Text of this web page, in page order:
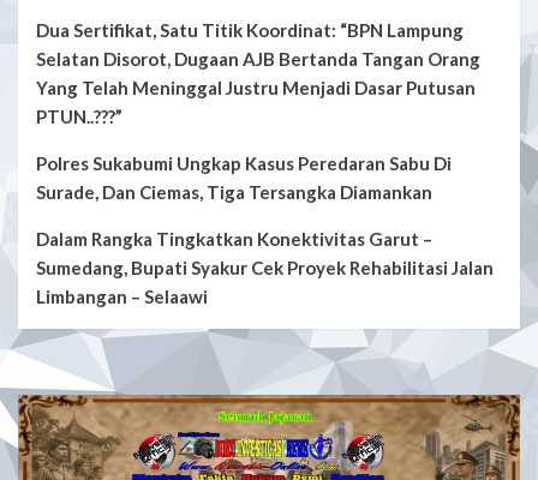
Dua Sertifikat, Satu Titik Koordinat: “BPN Lampung
Selatan Disorot, Dugaan AJB Bertanda Tangan Orang
Yang Telah Meninggal Justru Menjadi Dasar Putusan
PTUN..???”
Polres Sukabumi Ungkap Kasus Peredaran Sabu Di
Surade, Dan Ciemas, Tiga Tersangka Diamankan
Dalam Rangka Tingkatkan Konektivitas Garut –
Sumedang, Bupati Syakur Cek Proyek Rehabilitasi Jalan
Limbangan – Selaawi